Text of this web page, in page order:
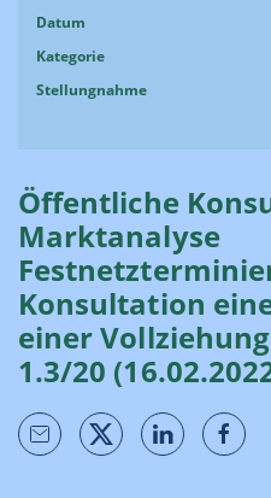
Datum
Kategorie
Stellungnahme
Öffentliche
Marktanalyse
Konsultation
einer
1.3/20